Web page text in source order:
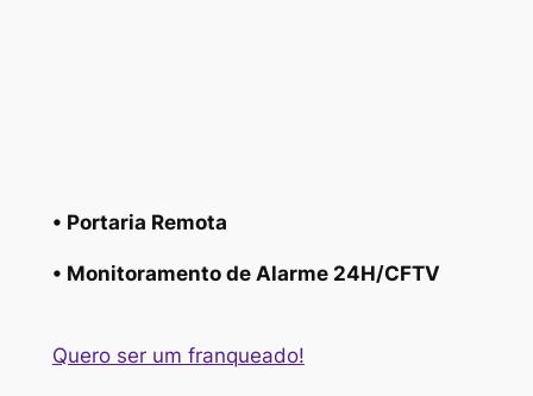
• Portaria Remota
• Monitoramento de Alarme 24H/CFTV
Quero ser um franqueado!